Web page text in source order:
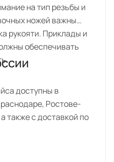
на тип резьбы и
ножей важны
рукояти. Приклады и
обеспечивать
доступны в
Ростове-
также с доставкой по